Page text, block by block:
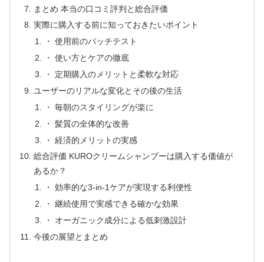
まとめ 本当の口コミ評判と総合評価
実際に購入する前に知っておきたいポイント
・ 使用前のパッチテスト
・ 使い方とケアの徹底
・ 定期購入のメリットと柔軟な対応
ユーザーのリアルな変化とその後の生活
・ 毎朝のスタイリングが楽に
・ 髪質の全体的な改善
・ 経済的メリットの実感
総合評価 KUROクリームシャンプーは購入する価値が
あるか？
・ 効率的な3-in-1ケアが実現する利便性
・ 継続使用で実感できる確かな効果
・ オーガニック成分による低刺激設計
今後の展望とまとめ